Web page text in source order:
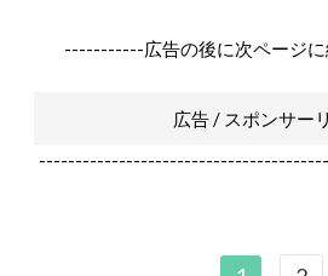
-----------広告の後に次ページ
広告 / スポンサー